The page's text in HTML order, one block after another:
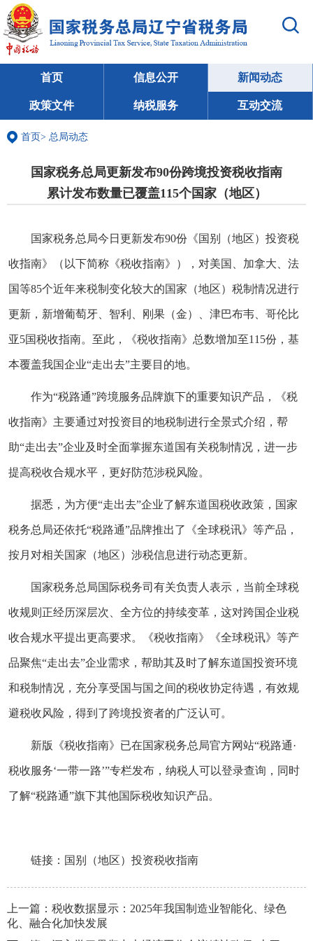
首页 信息公开 新闻动态
政策文件 纳税服务 互动交流
首页> 总局动态
国家税务总局更新发布90份跨境投资税收指南
累计发布数量已覆盖115个国家（地区）
国家税务总局今日更新发布90份《国别（地区）投资税
收指南》（以下简称《税收指南》），对美国、加拿大、法
国等85个近年来税制变化较大的国家（地区）税制情况进行
更新，新增葡萄牙、智利、刚果（金）、津巴布韦、哥伦比
亚5国税收指南。至此，《税收指南》总数增加至115份，基
本覆盖我国企业“走出去”主要目的地。
作为“税路通”跨境服务品牌旗下的重要知识产品，《税
收指南》主要通过对投资目的地税制进行全景式介绍，帮
助“走出去”企业及时全面掌握东道国有关税制情况，进一步
提高税收合规水平，更好防范涉税风险。
据悉，为方便“走出去”企业了解东道国税收政策，国家
税务总局还依托“税路通”品牌推出了《全球税讯》等产品，
按月对相关国家（地区）涉税信息进行动态更新。
国家税务总局国际税务司有关负责人表示，当前全球税
收规则正经历深层次、全方位的持续变革，这对跨国企业税
收合规水平提出更高要求。《税收指南》《全球税讯》等产
品聚焦“走出去”企业需求，帮助其及时了解东道国投资环境
和税制情况，充分享受国与国之间的税收协定待遇，有效规
避税收风险，得到了跨境投资者的广泛认可。
新版《税收指南》已在国家税务总局官方网站“税路通·
税收服务‘一带一路’”专栏发布，纳税人可以登录查询，同时
了解“税路通”旗下其他国际税收知识产品。
链接： 国别（地区）投资税收指南
上一篇： 税收数据显示：2025年我国制造业智能化、绿色
化、融合化加快发展